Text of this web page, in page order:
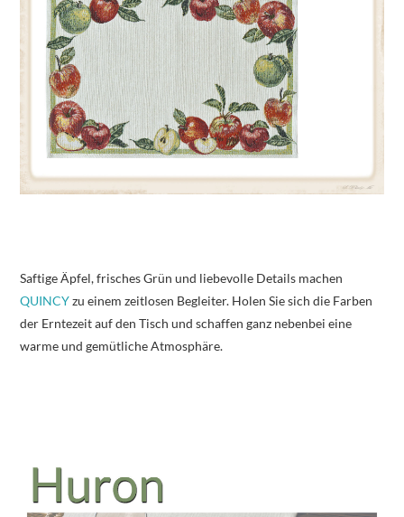
Saftige Äpfel, frisches Grün und liebevolle Details machen
QUINCYzu einem zeitlosen Begleiter. Holen Sie sich die Farben
der Erntezeit auf den Tisch und schaffen ganz nebenbei eine
warme und gemütliche Atmosphäre.